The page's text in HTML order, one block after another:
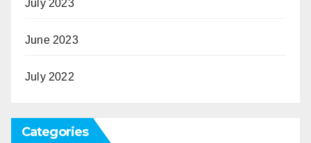
July 2023
June 2023
July 2022
Categories